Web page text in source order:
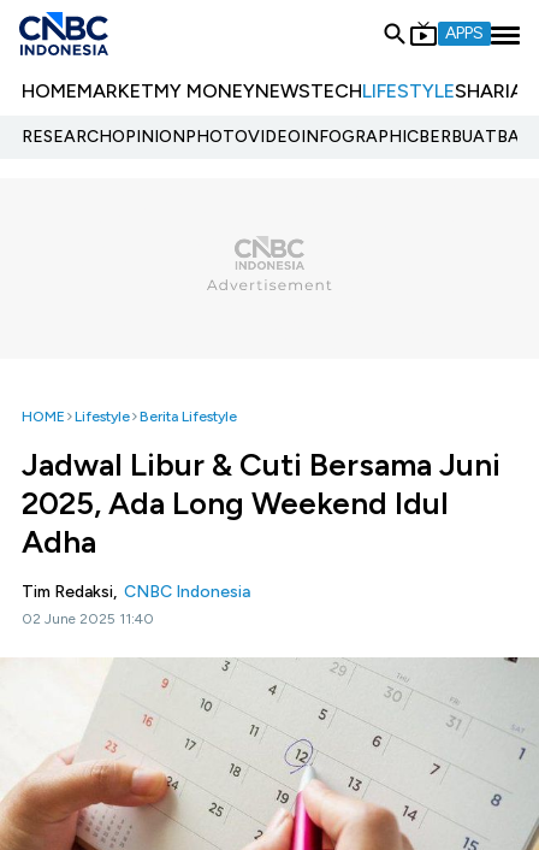
APPS
HOMEMARKETMY MONEYNEWSTECHLIFESTYLESHARIA
RESEARCHOPINIONPHOTOVIDEOINFOGRAPHIC
HOME Lifestyle Berita Lifestyle
Jadwal Libur & Cuti Bersama Juni
2025, Ada Long Weekend Idul
Adha
Tim Redaksi, CNBC Indonesia
02 June 2025 11:40